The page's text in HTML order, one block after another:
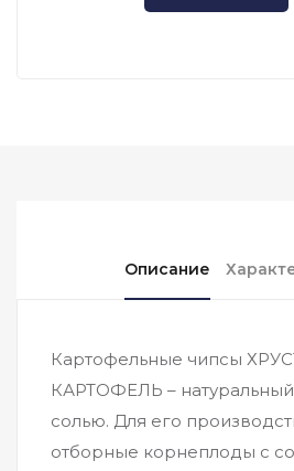
Описание
Картофельные чипсы
КАРТОФЕЛЬ – натуральный
солью. Для его
отборные корнеплоды с